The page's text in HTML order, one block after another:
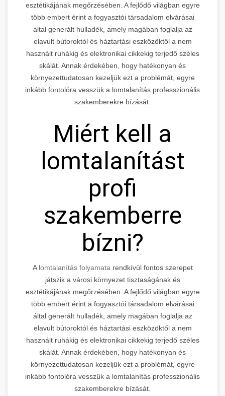
esztétikájának megőrzésében. A fejlődő világban egyre
több embert érint a fogyasztói társadalom elvárásai
által generált hulladék, amely magában foglalja az
elavult bútoroktól és háztartási eszközöktől a nem
használt ruhákig és elektronikai cikkekig terjedő széles
skálát. Annak érdekében, hogy hatékonyan és
környezettudatosan kezeljük ezt a problémát, egyre
inkább fontolóra vesszük a lomtalanítás professzionális
szakemberekre bízását.
Miért kell a
lomtalanítást
profi
szakemberre
bízni?
Alomtalanítás folyamata rendkívül fontos szerepet
játszik a városi környezet tisztaságának és
esztétikájának megőrzésében. A fejlődő világban egyre
több embert érint a fogyasztói társadalom elvárásai
által generált hulladék, amely magában foglalja az
elavult bútoroktól és háztartási eszközöktől a nem
használt ruhákig és elektronikai cikkekig terjedő széles
skálát. Annak érdekében, hogy hatékonyan és
környezettudatosan kezeljük ezt a problémát, egyre
inkább fontolóra vesszük a lomtalanítás professzionális
szakemberekre bízását.